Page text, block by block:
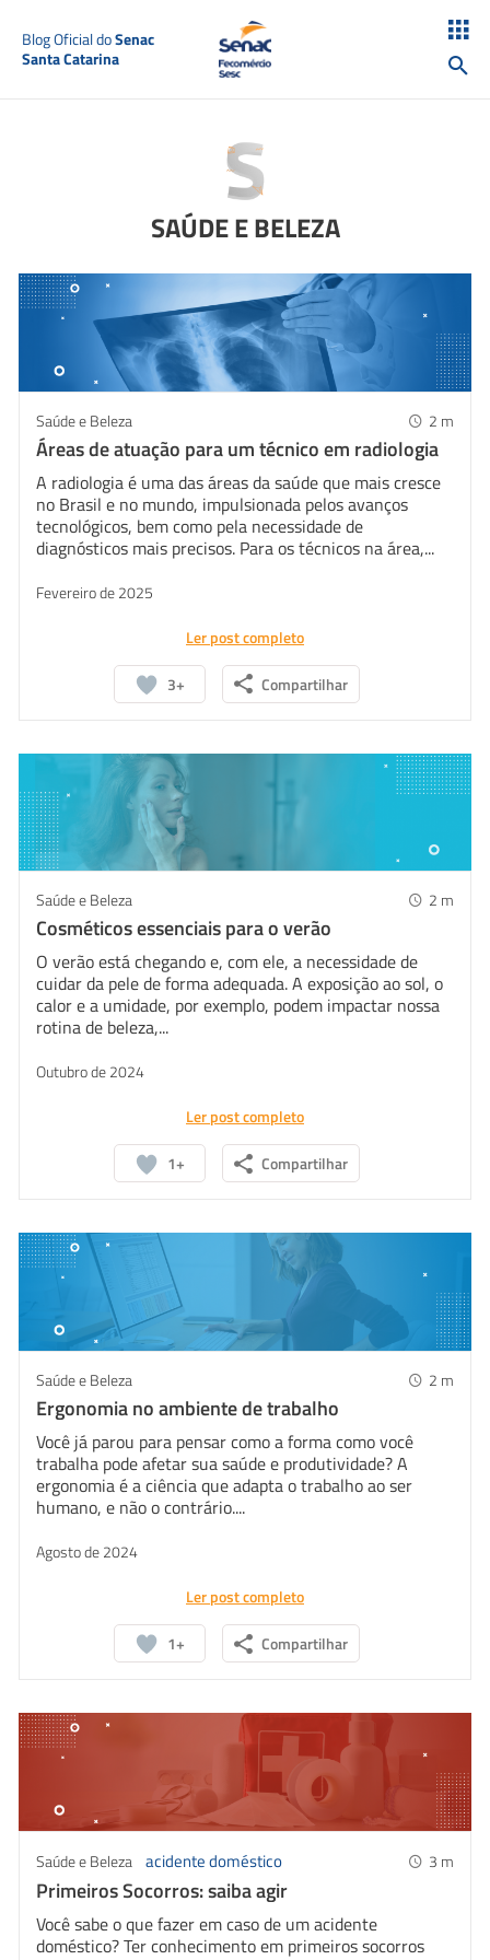
Blog Oficial doSenac
Santa Catarina
SAÚDE E BELEZA
Saúde e Beleza 2 m
Áreas de atuação para um técnico em radiologia
A radiologia é uma das áreas da saúde que mais cresce
no Brasil e no mundo, impulsionada pelos avanços
tecnológicos, bem como pela necessidade de
diagnósticos mais precisos. Para os técnicos na área,...
Fevereiro de 2025
3+ Compartilhar
Ler post completo
Saúde e Beleza 2 m
Cosméticos essenciais para o verão
O verão está chegando e, com ele, a necessidade de
cuidar da pele de forma adequada. A exposição ao sol, o
calor e a umidade, por exemplo, podem impactar nossa
rotina de beleza,...
Outubro de 2024
1+ Compartilhar
Ler post completo
Saúde e Beleza 2 m
Ergonomia no ambiente de trabalho
Você já parou para pensar como a forma como você
trabalha pode afetar sua saúde e produtividade? A
ergonomia é a ciência que adapta o trabalho ao ser
humano, e não o contrário....
Agosto de 2024
1+ Compartilhar
Ler post completo
Saúde e Beleza acidente doméstico 3 m
Primeiros Socorros: saiba agir
Você sabe o que fazer em caso de um acidente
doméstico? Ter conhecimento em primeiros socorros